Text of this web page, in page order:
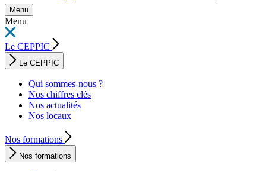
Menu
Menu
Le CEPPIC
Le CEPPIC
Qui sommes-nous ?
Nos chiffres clés
Nos actualités
Nos locaux
Nos formations
Nos formations